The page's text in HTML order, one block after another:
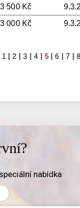
500 Kč
000 Kč
1 |2 |3 | 4 | 5 |6 | 7 | 8
nabídka